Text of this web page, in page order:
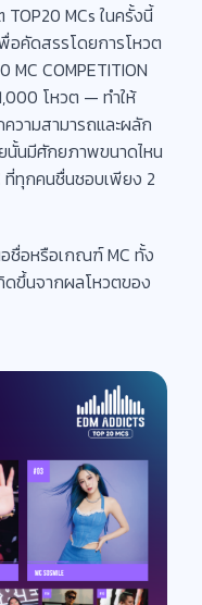
MCs ในครั้งนี้
พื่อคัดสรรโดยการโหวต
COMPETITION
โหวต — ทำให้
วามสามารถและผลัก
ยนั้นมีศักยภาพขนาดไหน
ที่ทุกคนชื่นชอบเพียง 2
อชื่อหรือเกณฑ์ MC ทั้ง
ขึ้นจากผลโหวตของ